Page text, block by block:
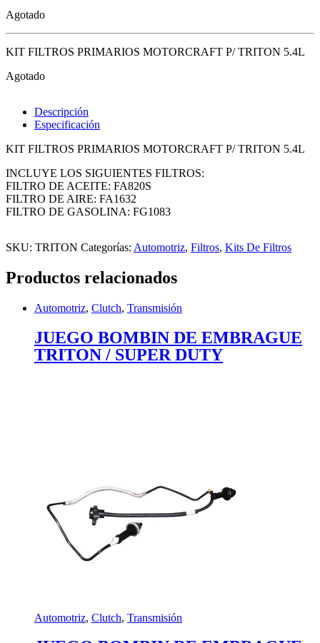
Agotado
KIT FILTROS PRIMARIOS MOTORCRAFT P/ TRITON 5.4L
Agotado
Descripción
Especificación
KIT FILTROS PRIMARIOS MOTORCRAFT P/ TRITON 5.4L
INCLUYE LOS SIGUIENTES FILTROS:
FILTRO DE ACEITE: FA820S
FILTRO DE AIRE: FA1632
FILTRO DE GASOLINA: FG1083
SKU: TRITON Categorías: Automotriz, Filtros, Kits De Filtros
Productos relacionados
Automotriz, Clutch, Transmisión
JUEGO BOMBIN DE EMBRAGUE
TRITON / SUPER DUTY
Automotriz, Clutch, Transmisión